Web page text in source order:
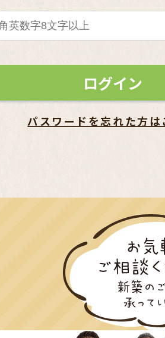
ログイン
パスワードを忘れた方は